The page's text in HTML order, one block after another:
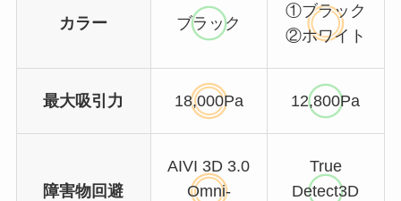
カラー ブラック
①ブラック
②ホワイト
最大吸引力 18,000Pa 12,800Pa
障害物回避
AIVI 3D 3.0
Omni-
True
Detect3D